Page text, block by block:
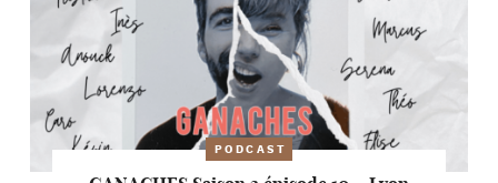
PODCAST